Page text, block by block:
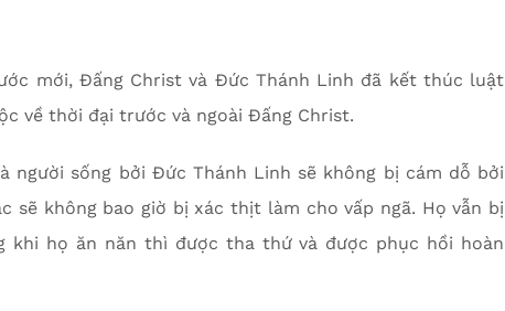
mới, Đấng Christ và Đức Thánh Linh đã kết thúc luật
về thời đại trước và ngoài Đấng Christ.
người sống bởi Đức Thánh Linh sẽ không bị cám dỗ bởi
sẽ không bao giờ bị xác thịt làm cho vấp ngã. Họ vẫn bị
khi họ ăn năn thì được tha thứ và được phục hồi hoàn